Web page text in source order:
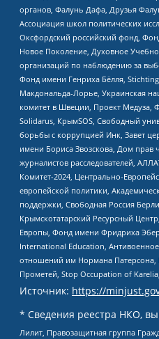
органов, Фалунь Дафа, Друзья
Ассоциация школ политических
Оксфордский российский фонд,
Новое Поколение, Духовное
организаций по наблюдению за
Фонд имени Генриха Бёлля,
Макдональда-Лорье, Украинская
комитет в Швеции, Проект Медуза,
Solidarus, КрымSOS, Свободный
борьбы с коррупцией Инк, Завет
имени Бориса Звозскова, Дом прав
журналистов расследователей,
Комитет-2024, Центрально-
европейской политики,
поддержки, Свободная Россия
Крымскотатарский Ресурсный
Европы, Фонд имени Фридриха
International Education,
отношений им Нормана Патерсона,
Прометей, Stop Occupation of
Источник: https://
* Сведения реестра НКО,
Лилит, Правозащитная группа